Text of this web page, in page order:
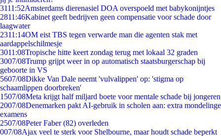
3111:52Amsterdams dierenasiel DOA overspoeld met babykonijntjes
2811:46Kabinet geeft bedrijven geen compensatie voor schade door
laagwater
2311:14OM eist TBS tegen verwarde man die agenten stak met
aardappelschilmesje
3011:08Tropische hitte keert zondag terug met lokaal 32 graden
3007/08Trump grijpt weer in op automatisch staatsburgerschap bij
geboorte in VS
5607/08Dikke Van Dale neemt 'vulvalippen' op: 'stigma op
schaamlippen doorbreken'
1507/08Meta krijgt half miljard boete voor mentale schade bij jongeren
2007/08Denemarken pakt AI-gebruik in scholen aan: extra mondelinge
examens
2507/08Peter Faber (82) overleden
007/08Ajax veel te sterk voor Shelbourne, maar houdt schade beperkt